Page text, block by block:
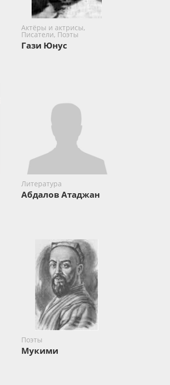
Актёры и актрисы,
Писатели, Поэты
Гази Юнус
Литература
Абдалов Атаджан
Поэты
Мукими